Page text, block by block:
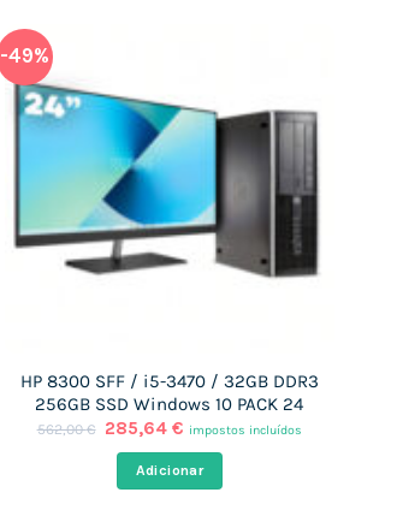
-49%
HP 8300 SFF / i5-3470 / 32GB DDR3
256GB SSD Windows 10 PACK 24
562,00€
O
original
era:
285,64€ O
atual
é:
impostos incluídos
Adicionar